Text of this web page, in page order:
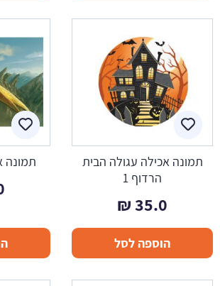
תמונה אכילה עגולה הבית
הרדוף 1
35.0
₪
הוספה לסל
תמונה